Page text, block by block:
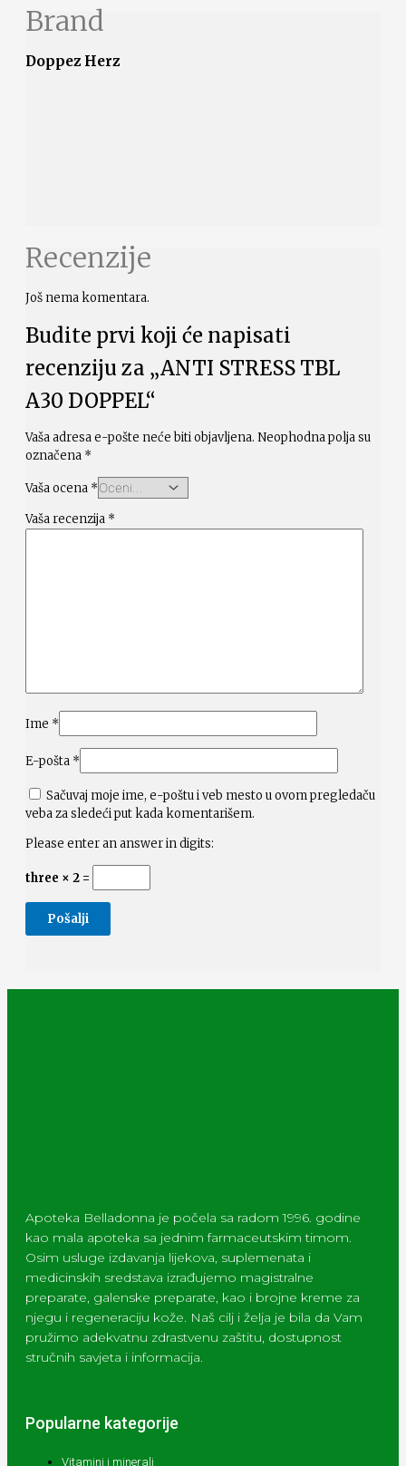
Brand
Doppez Herz
Recenzije
Još nema komentara.
Budite prvi koji će napisati
recenziju za „ANTI STRESS TBL
A30 DOPPEL“
Vaša adresa e-pošte neće biti objavljena. Neophodna polja su
označena *
Vaša ocena *
Vaša recenzija *
Ime *
E-pošta *
Sačuvaj moje ime, e-poštu i veb mesto u ovom pregledaču
veba za sledeći put kada komentarišem.
Please enter an answer in digits:
three × 2 =
Apoteka Belladonna je počela sa radom 1996. godine
kao mala apoteka sa jednim farmaceutskim timom.
Osim usluge izdavanja lijekova, suplemenata i
medicinskih sredstava izrađujemo magistralne
preparate, galenske preparate, kao i brojne kreme za
njegu i regeneraciju kože. Naš cilj i želja je bila da Vam
pružimo adekvatnu zdrastvenu zaštitu, dostupnost
stručnih savjeta i informacija.
Popularne kategorije
Vitamini i minerali